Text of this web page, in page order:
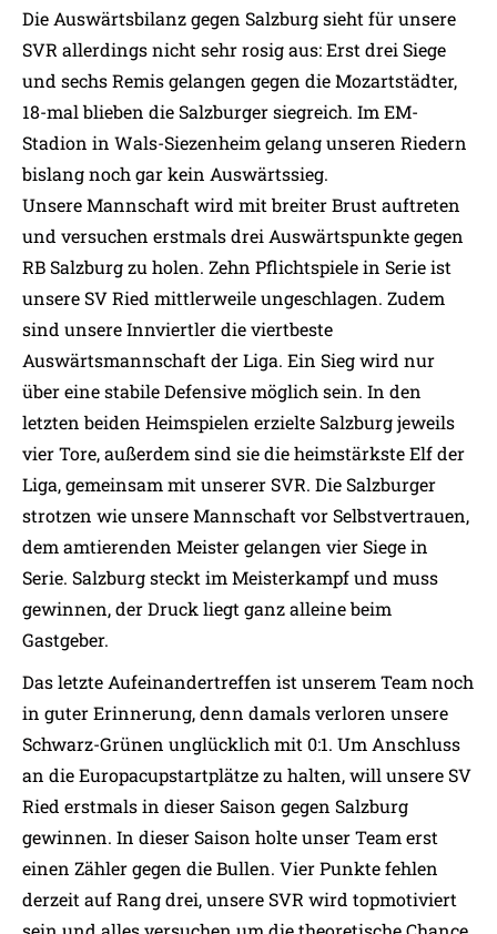
Die Auswärtsbilanz gegen Salzburg sieht für unsere
SVR allerdings nicht sehr rosig aus: Erst drei Siege
und sechs Remis gelangen gegen die Mozartstädter,
18-mal blieben die Salzburger siegreich. Im EM-
Stadion in Wals-Siezenheim gelang unseren Riedern
bislang noch gar kein Auswärtssieg.
Unsere Mannschaft wird mit breiter Brust auftreten
und versuchen erstmals drei Auswärtspunkte gegen
RB Salzburg zu holen. Zehn Pflichtspiele in Serie ist
unsere SV Ried mittlerweile ungeschlagen. Zudem
sind unsere Innviertler die viertbeste
Auswärtsmannschaft der Liga. Ein Sieg wird nur
über eine stabile Defensive möglich sein. In den
letzten beiden Heimspielen erzielte Salzburg jeweils
vier Tore, außerdem sind sie die heimstärkste Elf der
Liga, gemeinsam mit unserer SVR. Die Salzburger
strotzen wie unsere Mannschaft vor Selbstvertrauen,
dem amtierenden Meister gelangen vier Siege in
Serie. Salzburg steckt im Meisterkampf und muss
gewinnen, der Druck liegt ganz alleine beim
Gastgeber.
Das letzte Aufeinandertreffen ist unserem Team noch
in guter Erinnerung, denn damals verloren unsere
Schwarz-Grünen unglücklich mit 0:1. Um Anschluss
an die Europacupstartplätze zu halten, will unsere SV
Ried erstmals in dieser Saison gegen Salzburg
gewinnen. In dieser Saison holte unser Team erst
einen Zähler gegen die Bullen. Vier Punkte fehlen
derzeit auf Rang drei, unsere SVR wird topmotiviert